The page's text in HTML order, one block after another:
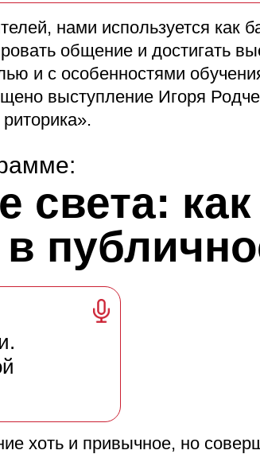
света: как
нами используется как
общение и достигать
и с особенностями
выступление Игоря
хоть и привычное, но